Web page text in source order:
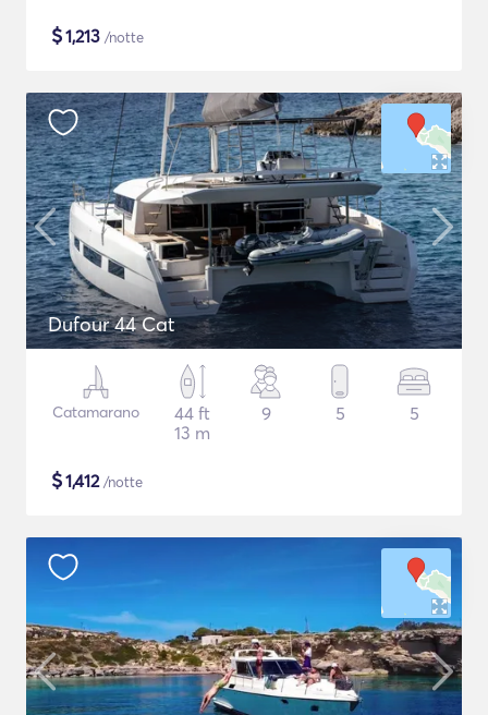
$1,213 /notte
Dufour 44 Cat
Catamarano
44 ft
13 m
9 5 5
$1,412/notte